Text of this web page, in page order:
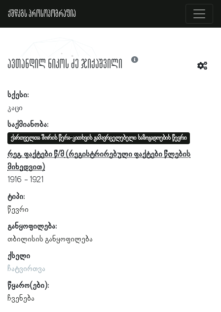
ქშწკგს პროსოპოგრაფია
ავთანდილ ნიკოს ძე ჯიქაშვილი
სქესი:
კაცი
საქმიანობა:
ქართველთა შორის წერა-კითხვის გამავრცელებელი საზოგადოების წევრი
რეგ. ფაქტები წ/მ
1916
1921
ტიპი:
წევრი
განყოფილება:
თბილისის განყოფილება
ქსელი
ჩატვირთვა
წყარო(ები):
ჩვენება